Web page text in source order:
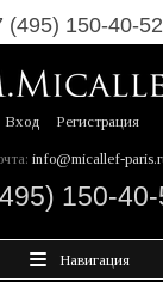
(495) 150-40-52
Вход Регистрация
info@micallef-
150-
Навигация